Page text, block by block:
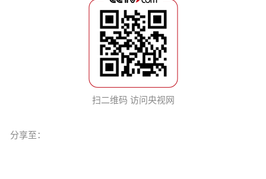
扫二维码 访问央视网
分享至：